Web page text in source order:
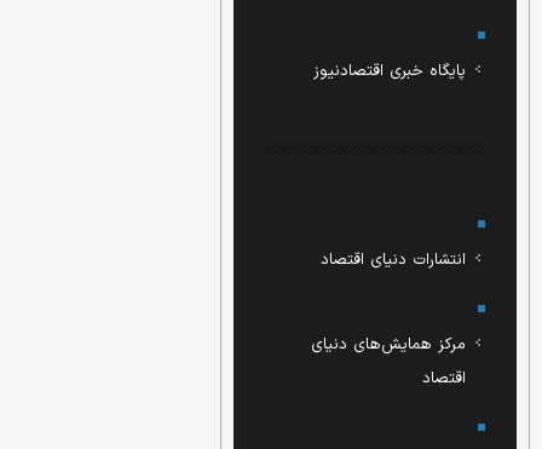
پایگاه خبری اقتصادنیوز
انتشارات دنیای اقتصاد
مرکز همایش‌های دنیای
اقتصاد